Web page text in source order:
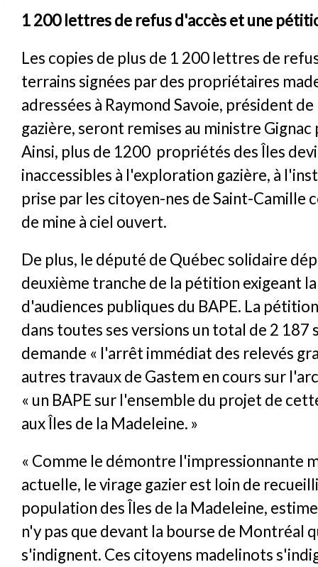
1 200 lettres de refus d'accès et une
Les copies de plus de 1 200 lettres de
terrains signées par des propriétaires
adressées à Raymond Savoie, président
gazière, seront remises au ministre Gignac
Ainsi, plus de 1200 propriétés des Îles
inaccessibles à l'exploration gazière, à
prise par les citoyen-nes de Saint-Camille
de mine à ciel ouvert.
De plus, le député de Québec solidaire
deuxième tranche de la pétition exigeant
d'audiences publiques du BAPE. La
dans toutes ses versions un total de 2 187
demande « l'arrêt immédiat des relevés
autres travaux de Gastem en cours sur
« un BAPE sur l'ensemble du projet de
aux Îles de la Madeleine. »
« Comme le démontre l'impressionnante
actuelle, le virage gazier est loin de
population des Îles de la Madeleine,
n'y pas que devant la bourse de Montréal
s'indignent. Ces citoyens madelinots